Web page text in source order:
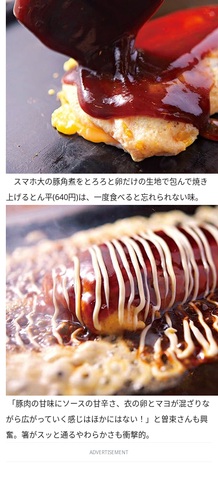
スマホ大の豚角煮をとろろと卵だけの生地で包んで焼き
上げるとん平(640円)は、一度食べると忘れられない味。
「豚肉の甘味にソースの甘辛さ、衣の卵とマヨが混ざりな
がら広がっていく感じはほかにはない！」と曽束さんも興
奮。箸がスッと通るやわらかさも衝撃的。
ADVERTISEMENT